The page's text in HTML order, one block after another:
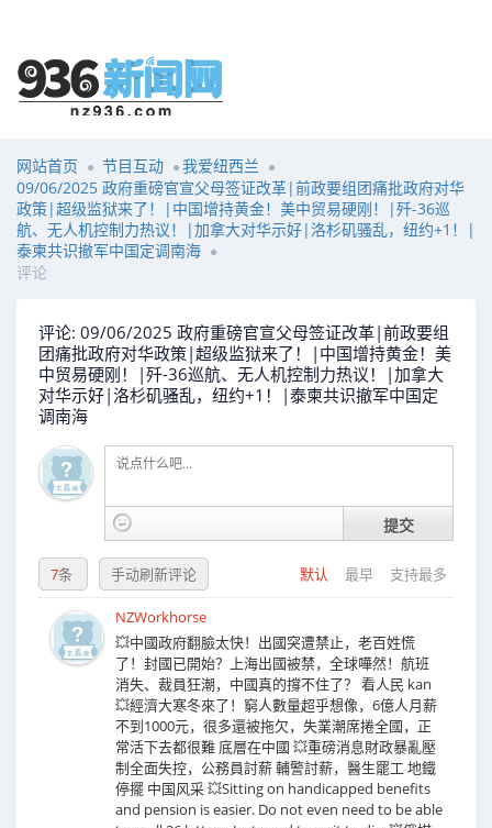
网站首页 节目互动
我爱纽西兰
09/06/2025 政府重磅官宣父母签证改革|前政要组团痛批政府对华
政策|超级监狱来了！|中国增持黄金！美中贸易硬刚！|歼-36巡
航、无人机控制力热议！|加拿大对华示好|洛杉矶骚乱，纽约+1！|
泰柬共识撤军中国定调南海
评论
评论: 09/06/2025 政府重磅官宣父母签证改革|前政要组
团痛批政府对华政策|超级监狱来了！|中国增持黄金！美
中贸易硬刚！|歼-36巡航、无人机控制力热议！|加拿大
对华示好|洛杉矶骚乱，纽约+1！|泰柬共识撤军中国定
调南海
提交
默认 最早 支持最多
7条 手动刷新评论
NZWorkhorse
💥中國政府翻臉太快！出國突遭禁止，老百姓慌
了！封國已開始？上海出國被禁，全球嘩然！航班
消失、裁員狂潮，中國真的撐不住了？ 看人民 kan
💥經濟大寒冬來了！窮人數量超乎想像，6億人月薪
不到1000元，很多還被拖欠，失業潮席捲全國，正
常活下去都很難 底層在中國 💥重磅消息財政暴亂壓
制全面失控，公務員討薪 輔警討薪，醫生罷工 地鐵
停擺 中国风采 💥Sitting on handicapped benefits
and pension is easier. Do not even need to be able